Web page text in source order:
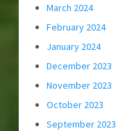
March 2024
February 2024
January 2024
December 2023
November 2023
October 2023
September 2023